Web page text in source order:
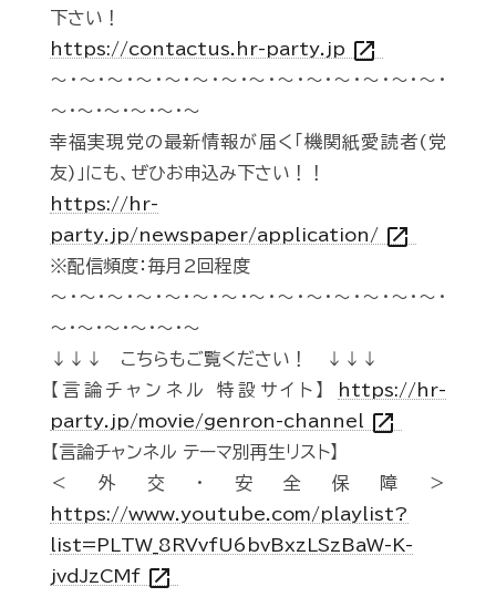
下さい！
https://contactus.hr-party.jp open_in_new
～・～・～・～・～・～・～・～・～・～・～・～・～・～・
～・～・～・～・～・～
幸福実現党の最新情報が届く「機関紙愛読者(党
友)」にも、ぜひお申込み下さい！！
https://hr-
party.jp/newspaper/application/ open_in_new
※配信頻度：毎月2回程度
～・～・～・～・～・～・～・～・～・～・～・～・～・～・
～・～・～・～・～・～
↓↓↓ こちらもご覧ください！ ↓↓↓
【言論チャンネル 特設サイト】
https://hr-
party.jp/movie/genron-channel open_in_new
【言論チャンネル テーマ別再生リスト】
＜外交・安全保障＞
https://www.youtube.com/playlist?
list=PLTW_8RVvfU6bvBxzLSzBaW-K-
jvdJzCMf open_in_new